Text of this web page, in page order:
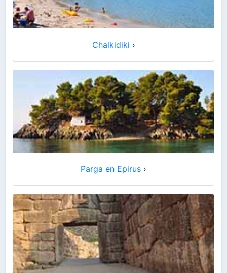
Chalkidiki ›
Parga en Epirus ›